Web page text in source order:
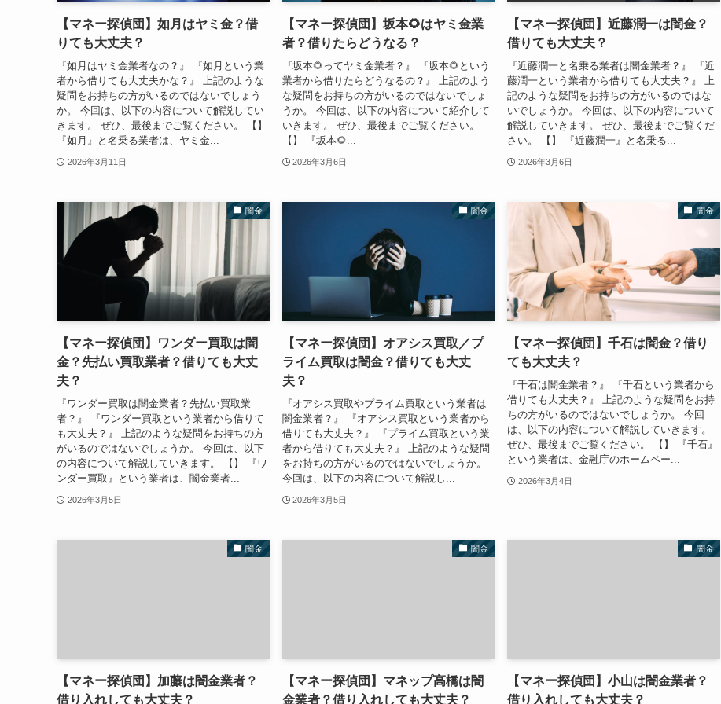
【マネー探偵団】如月はヤミ金？借
りても大丈夫？
『如月はヤミ金業者なの？』 『如月という業
者から借りても大丈夫かな？』 上記のような
疑問をお持ちの方がいるのではないでしょう
か。 今回は、以下の内容について解説してい
きます。 ぜひ、最後までご覧ください。 【】
『如月』と名乗る業者は、ヤミ金...
2026年3月11日
【マネー探偵団】坂本🌻はヤミ金業
者？借りたらどうなる？
『坂本🌻ってヤミ金業者？』 『坂本🌻という
業者から借りたらどうなるの？』 上記のよう
な疑問をお持ちの方がいるのではないでしょ
うか。 今回は、以下の内容について紹介して
いきます。 ぜひ、最後までご覧ください。
【】 『坂本🌻...
2026年3月6日
【マネー探偵団】近藤潤一は闇金？
借りても大丈夫？
『近藤潤一と名乗る業者は闇金業者？』 『近
藤潤一という業者から借りても大丈夫？』 上
記のような疑問をお持ちの方がいるのではな
いでしょうか。 今回は、以下の内容について
解説していきます。 ぜひ、最後までご覧くだ
さい。 【】 『近藤潤一』と名乗る...
2026年3月6日
闇金
【マネー探偵団】ワンダー買取は闇
金？先払い買取業者？借りても大丈
夫？
『ワンダー買取は闇金業者？先払い買取業
者？』 『ワンダー買取という業者から借りて
も大丈夫？』 上記のような疑問をお持ちの方
がいるのではないでしょうか。 今回は、以下
の内容について解説していきます。 【】 『ワ
ンダー買取』という業者は、闇金業者...
2026年3月5日
闇金
【マネー探偵団】オアシス買取／プ
ライム買取は闇金？借りても大丈
夫？
『オアシス買取やプライム買取という業者は
闇金業者？』 『オアシス買取という業者から
借りても大丈夫？』 『プライム買取という業
者から借りても大丈夫？』 上記のような疑問
をお持ちの方がいるのではないでしょうか。
今回は、以下の内容について解説し...
2026年3月5日
闇金
【マネー探偵団】千石は闇金？借り
ても大丈夫？
『千石は闇金業者？』 『千石という業者から
借りても大丈夫？』 上記のような疑問をお持
ちの方がいるのではないでしょうか。 今回
は、以下の内容について解説していきます。
ぜひ、最後までご覧ください。 【】 『千石』
という業者は、金融庁のホームペー...
2026年3月4日
闇金
【マネー探偵団】加藤は闇金業者？
借り入れしても大丈夫？
闇金
【マネー探偵団】マネップ高橋は闇
金業者？借り入れしても大丈夫？
闇金
【マネー探偵団】小山は闇金業者？
借り入れしても大丈夫？